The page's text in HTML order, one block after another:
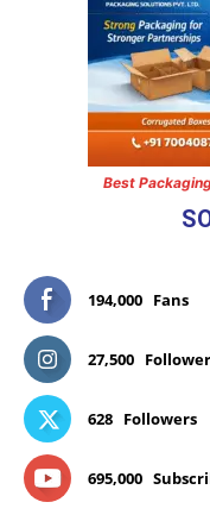
Best
194,000 Fans
27,500
628 Followers
695,000